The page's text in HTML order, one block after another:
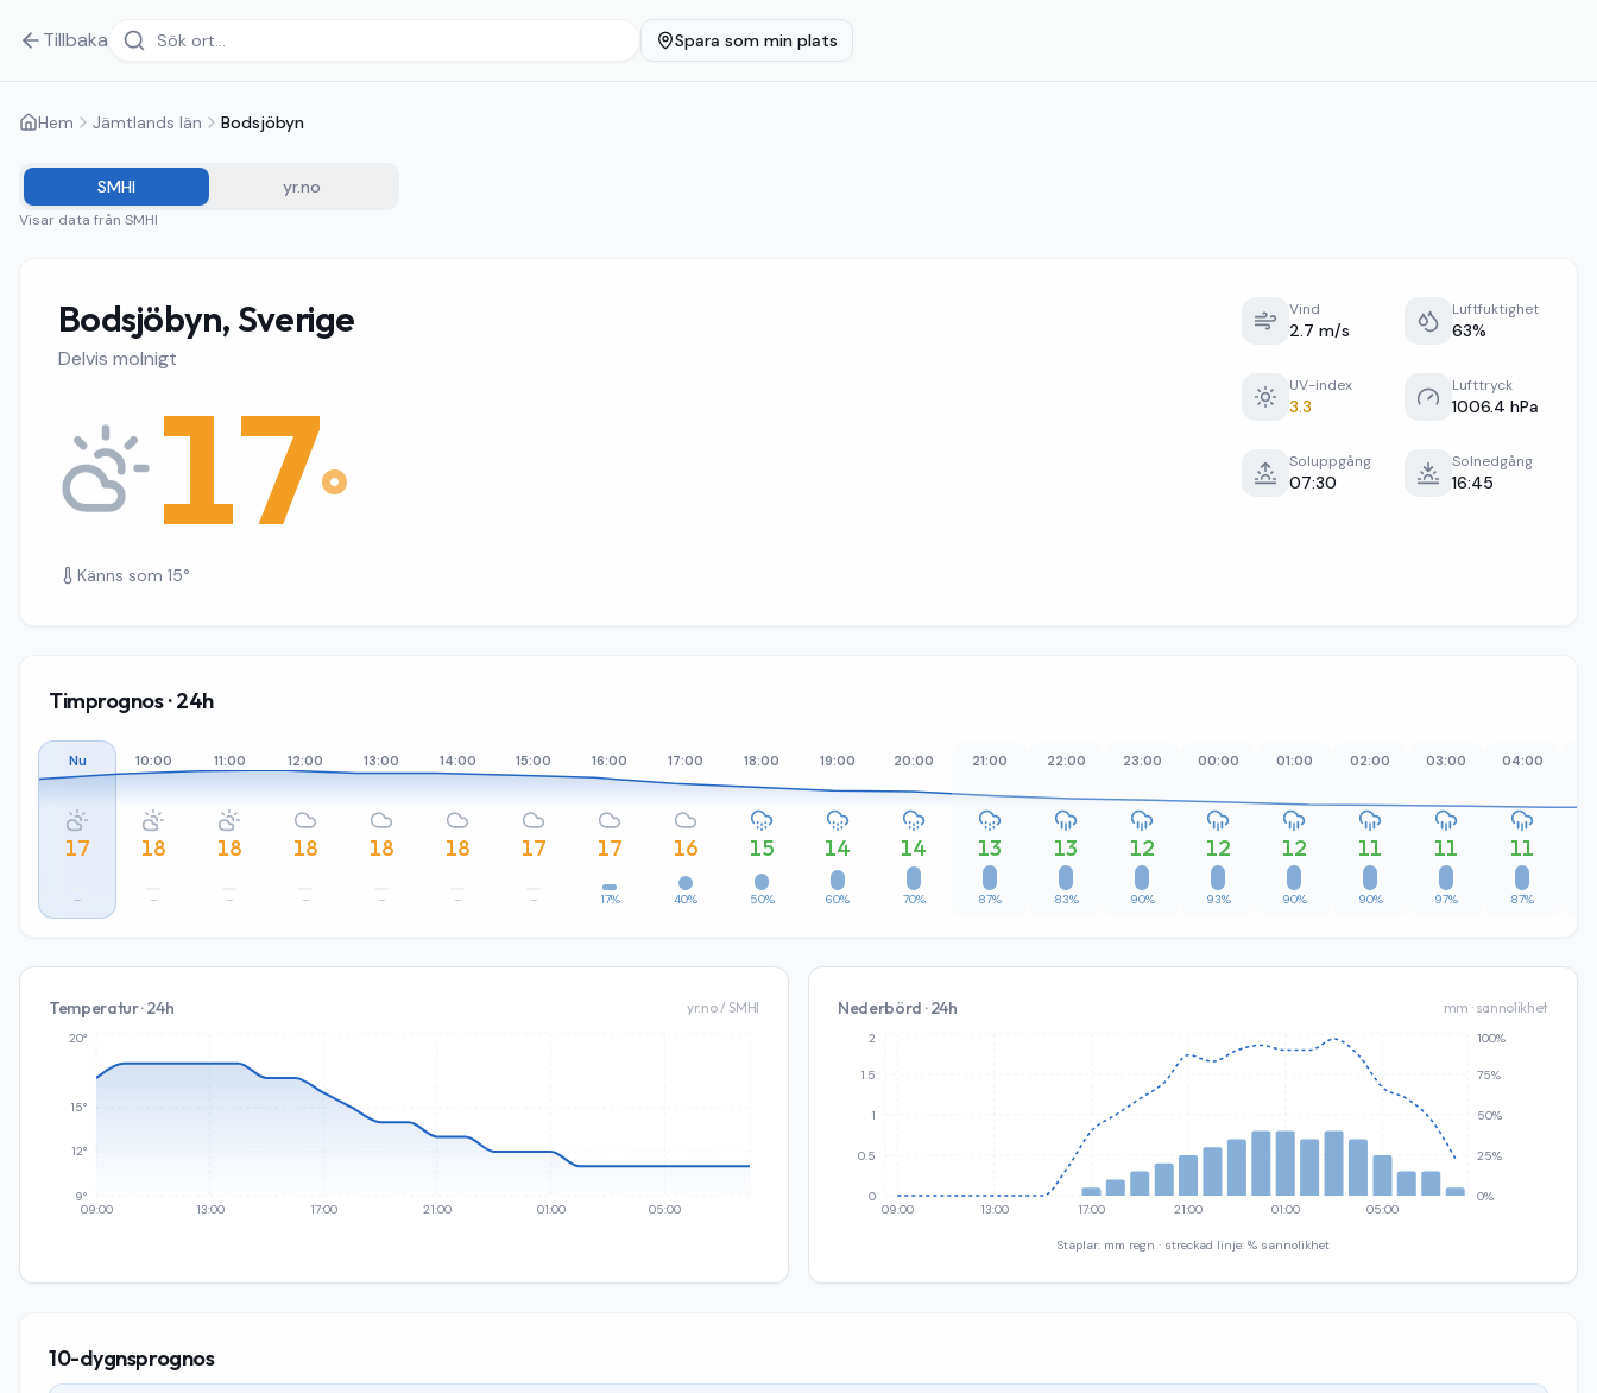
Tillbaka Spara som min plats
Hem Jämtlands län Bodsjöbyn
SMHI yr.no
Visar data från SMHI
Bodsjöbyn, Sverige
Delvis molnigt
17°
Känns som 15°
Vind
2.7 m/s
Luftfuktighet
63%
UV-index
3.3
Lufttryck
1006.4 hPa
Soluppgång
07:30
Solnedgång
16:45
Timprognos · 24h
Nu
17
–
10:00
18
–
11:00
18
–
12:00
18
–
13:00
18
–
14:00
18
–
15:00
17
–
16:00
17
17%
17:00
16
40%
18:00
15
50%
19:00
14
60%
20:00
14
70%
21:00
13
87%
22:00
13
83%
23:00
12
90%
00:00
12
93%
01:00
12
90%
02:00
11
90%
03:00
11
97%
04:00
11
87%
Temperatur · 24h yr.no / SMHI
09:00 13:00 17:00 21:00 01:00 05:00
9°
12°
15°
20°
Nederbörd · 24h mm · sannolikhet
09:00 13:00 17:00 21:00 01:00 05:00
0
0.5
1
1.5
2
0%
25%
50%
75%
100%
Staplar: mm regn · streckad linje: % sannolikhet
10-dygnsprognos